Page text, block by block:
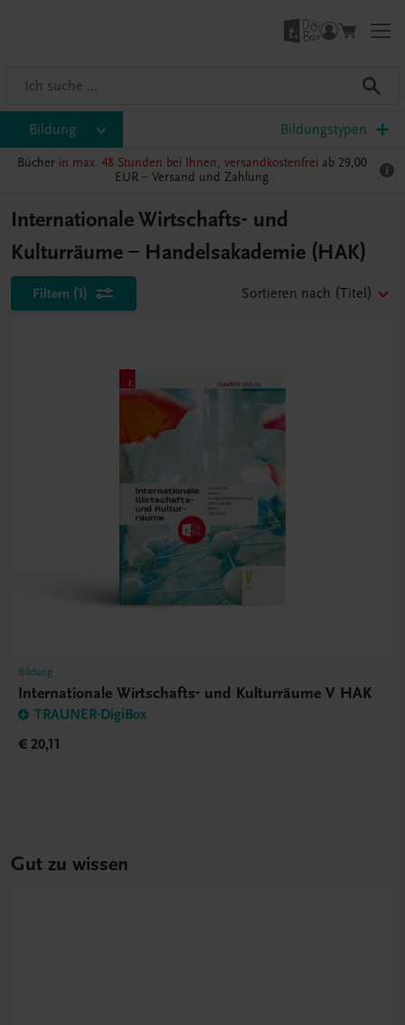
Bildung Bildungstypen
Bücher in max. 48 Stunden bei Ihnen, versandkostenfrei ab 29,00
EUR – Versand und Zahlung
Internationale Wirtschafts- und
Kulturräume – Handelsakademie (HAK)
Filtern (1) Sortieren nach (Titel)
Bildung
Internationale Wirtschafts- und Kulturräume V HAK
TRAUNER-DigiBox
€ 20,11
Gut zu wissen